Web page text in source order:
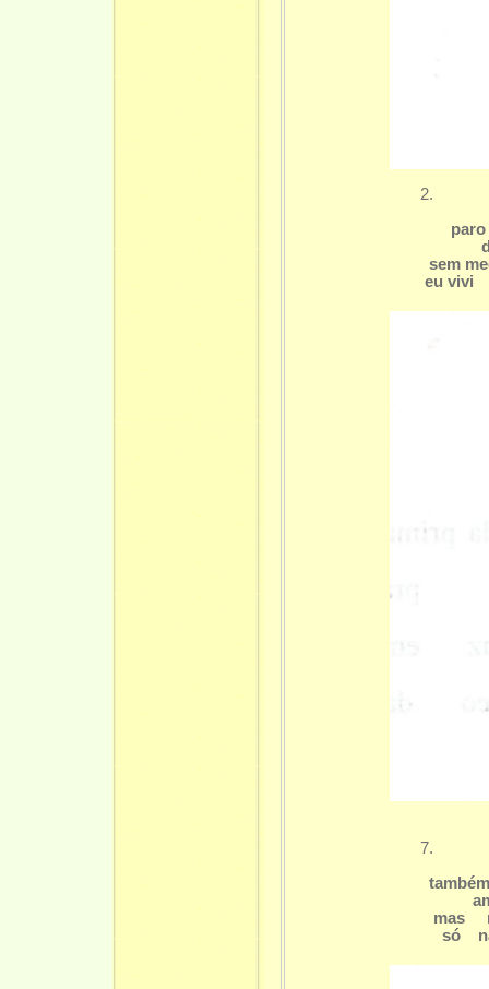
2.
paro
da
sem
eu vivi
7.
também a
ambas
mas
só na